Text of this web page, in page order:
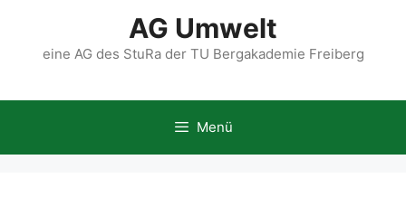
AG Umwelt
eine AG des StuRa der TU Bergakademie Freiberg
Menü